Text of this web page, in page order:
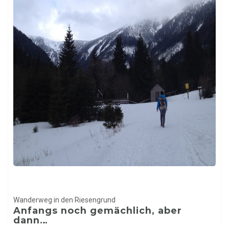
Wanderweg in den Riesengrund
Anfangs noch gemächlich, aber
dann…